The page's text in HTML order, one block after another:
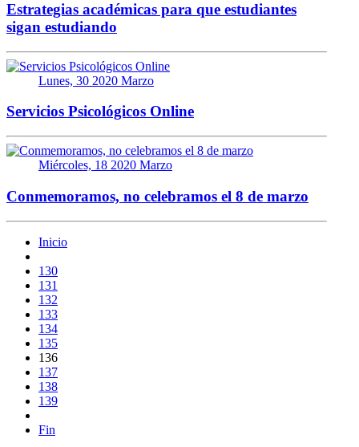
Estrategias académicas para que estudiantes
sigan estudiando
Lunes, 30 2020 Marzo
Servicios Psicológicos Online
Miércoles, 18 2020 Marzo
Conmemoramos, no celebramos el 8 de marzo
Inicio
130
131
132
133
134
135
136
137
138
139
Fin